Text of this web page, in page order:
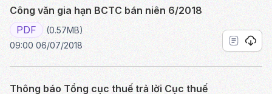
Công văn gia hạn BCTC bán niên 6/2018
PDF
(0.57MB)
09:00 06/07/2018
Thông báo Tổng cục thuế trả lời Cục thuế